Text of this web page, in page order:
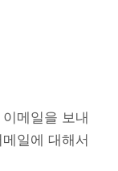
메일을 보내
일에 대해서